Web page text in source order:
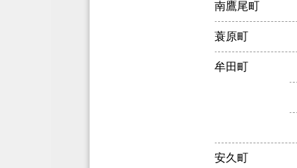
南鷹尾町
蓑原町
牟田町
安久町